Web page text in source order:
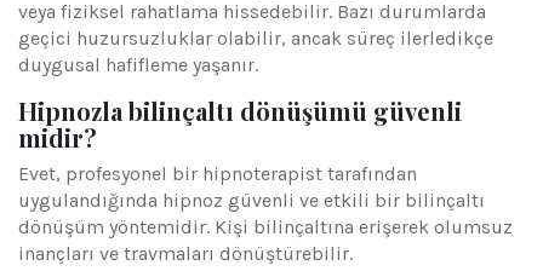
veya fiziksel rahatlama hissedebilir. Bazı durumlarda
geçici huzursuzluklar olabilir, ancak süreç ilerledikçe
duygusal hafifleme yaşanır.
Hipnozla bilinçaltı dönüşümü güvenli
midir?
Evet, profesyonel bir hipnoterapist tarafından
uygulandığında hipnoz güvenli ve etkili bir bilinçaltı
dönüşüm yöntemidir. Kişi bilinçaltına erişerek olumsuz
inançları ve travmaları dönüştürebilir.